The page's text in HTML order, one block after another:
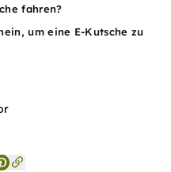
fahren?
um eine E-Kutsche zu